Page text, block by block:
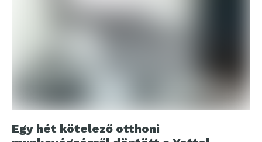
Egy hét kötelező otthoni